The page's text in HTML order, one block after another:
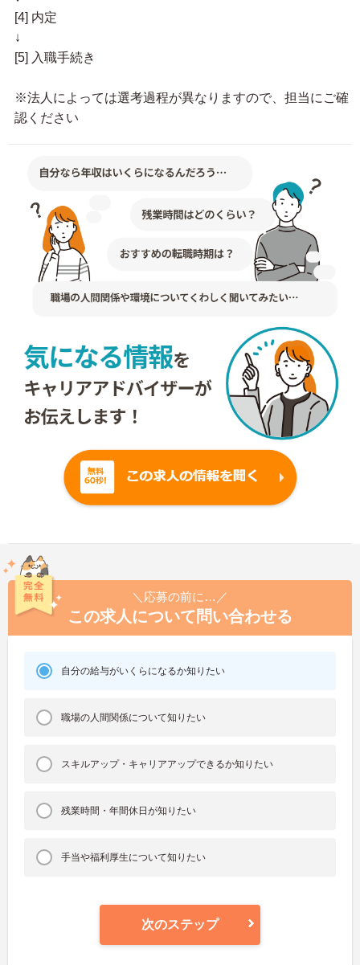
[4] 内定
↓
[5] 入職手続き
※法人によっては選考過程が異なりますので、担当にご確
認ください
＼応募の前に…／
この求人について問い合わせる
自分の給与がいくらになるか知りたい
職場の人間関係について知りたい
スキルアップ・キャリアアップできるか知りたい
残業時間・年間休日が知りたい
手当や福利厚生について知りたい
次のステップ